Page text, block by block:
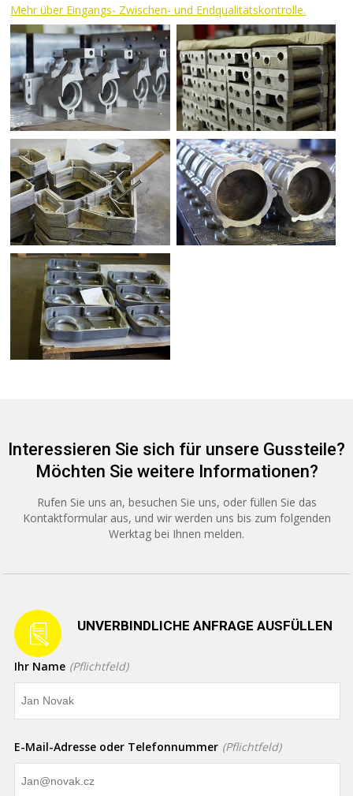
Mehr über Eingangs- Zwischen- und Endqualitätskontrolle.
Interessieren Sie sich für unsere Gussteile?
Möchten Sie weitere Informationen?
Rufen Sie uns an, besuchen Sie uns, oder füllen Sie das
Kontaktformular aus, und wir werden uns bis zum folgenden
Werktag bei Ihnen melden.
UNVERBINDLICHE ANFRAGE AUSFÜLLEN
Ihr Name (Pflichtfeld)
E-Mail-Adresse oder Telefonnummer (Pflichtfeld)